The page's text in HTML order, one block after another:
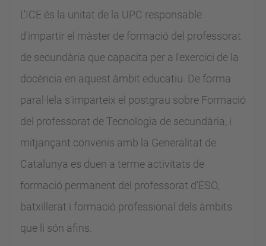
L'ICE és la unitat de la UPC responsable
d'impartir el màster de formació del professorat
de secundària que capacita per a l'exercici de la
docència en aquest àmbit educatiu. De forma
paral·lela s'imparteix el postgrau sobre Formació
del professorat de Tecnologia de secundària, i
mitjançant convenis amb la Generalitat de
Catalunya es duen a terme activitats de
formació permanent del professorat d'ESO,
batxillerat i formació professional dels àmbits
que li són afins.